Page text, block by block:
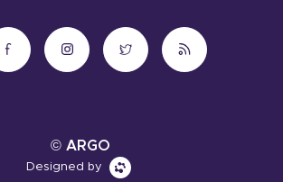
© ARGO
Designed by